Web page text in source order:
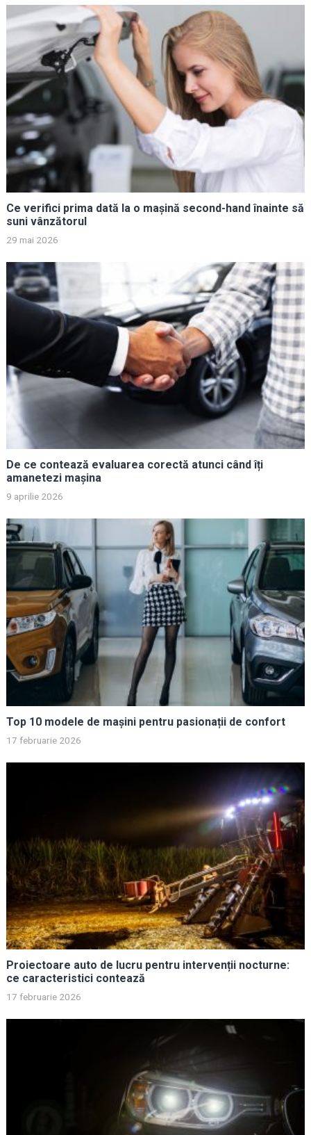
Ce verifici prima dată la o mașină second-hand înainte să
suni vânzătorul
29 mai 2026
De ce contează evaluarea corectă atunci când îți
amanetezi mașina
9 aprilie 2026
Top 10 modele de mașini pentru pasionații de confort
17 februarie 2026
Proiectoare auto de lucru pentru intervenții nocturne:
ce caracteristici contează
17 februarie 2026